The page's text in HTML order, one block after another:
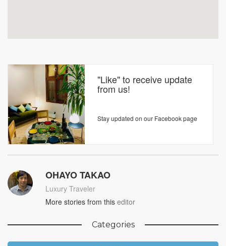
"Like" to receive update
from us!
Stay updated on our Facebook page
OHAYO TAKAO
Luxury Traveler
More stories from this editor
Categories